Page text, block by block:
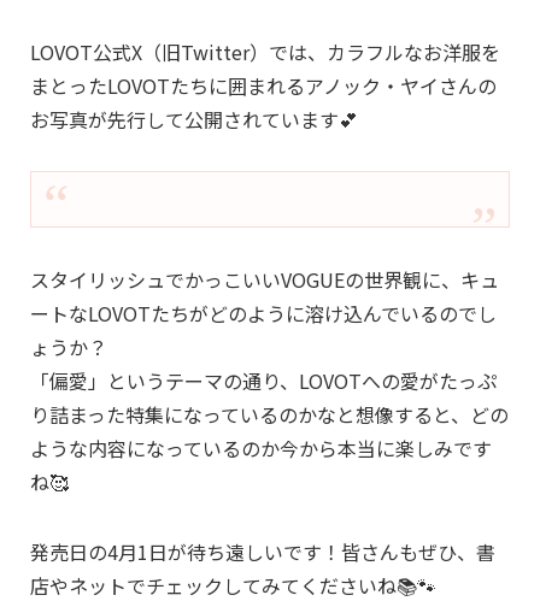
LOVOT公式X（旧Twitter）では、カラフルなお洋服を
まとったLOVOTたちに囲まれるアノック・ヤイさんの
お写真が先行して公開されています💕
スタイリッシュでかっこいいVOGUEの世界観に、キュ
ートなLOVOTたちがどのように溶け込んでいるのでし
ょうか？
「偏愛」というテーマの通り、LOVOTへの愛がたっぷ
り詰まった特集になっているのかなと想像すると、どの
ような内容になっているのか今から本当に楽しみです
ね🥰
発売日の4月1日が待ち遠しいです！皆さんもぜひ、書
店やネットでチェックしてみてくださいね📚🐾